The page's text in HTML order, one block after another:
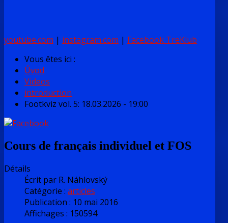
youtube.com | instagram.com | Facebook TreKlub
Vous êtes ici :
Úvod
Videos
introduction
Footkviz vol. 5: 18.03.2026 - 19:00
Cours de français individuel et FOS
Détails
Écrit par R. Náhlovský
Catégorie : articles
Publication : 10 mai 2016
Affichages : 150594